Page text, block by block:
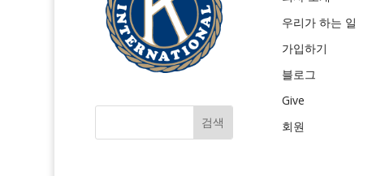
우리가 하는 일
가입하기
블로그
Give
회원